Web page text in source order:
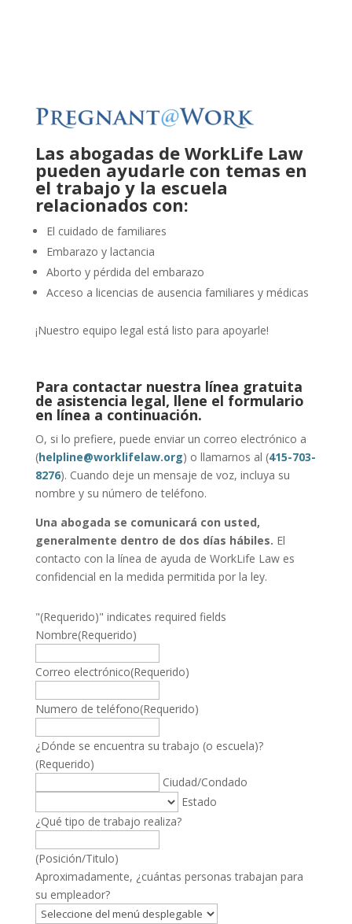
Las abogadas de WorkLife Law
pueden ayudarle con temas en
el trabajo y la escuela
relacionados con:
El cuidado de familiares
Embarazo y lactancia
Aborto y pérdida del embarazo
Acceso a licencias de ausencia familiares y médicas
¡Nuestro equipo legal está listo para apoyarle!
Para contactar nuestra línea gratuita
de asistencia legal, llene el formulario
en línea a continuación.
O, si lo prefiere, puede enviar un correo electrónico a
(helpline@worklifelaw.org) o llamarnos al (415-703-
8276). Cuando deje un mensaje de voz, incluya su
nombre y su número de teléfono.
Una abogada se comunicará con usted,
generalmente dentro de dos días hábiles. El
contacto con la línea de ayuda de WorkLife Law es
confidencial en la medida permitida por la ley.
"(Requerido)" indicates required fields
Nombre(Requerido)
Correo electrónico(Requerido)
Numero de teléfono(Requerido)
¿Dónde se encuentra su trabajo (o escuela)?
(Requerido)
Ciudad/Condado
Estado
¿Qué tipo de trabajo realiza?
(Posición/Titulo)
Aproximadamente, ¿cuántas personas trabajan para
su empleador?